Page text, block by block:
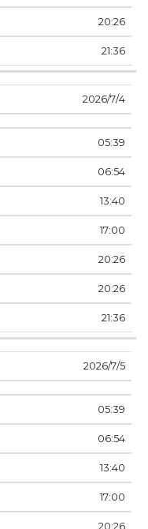
20:26
21:36
4‏‏/7‏‏/2026
05:39
06:54
13:40
17:00
20:26
20:26
21:36
5‏‏/7‏‏/2026
05:39
06:54
13:40
17:00
20:26